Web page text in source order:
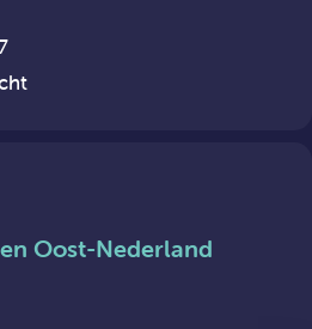
Oost-Nederland